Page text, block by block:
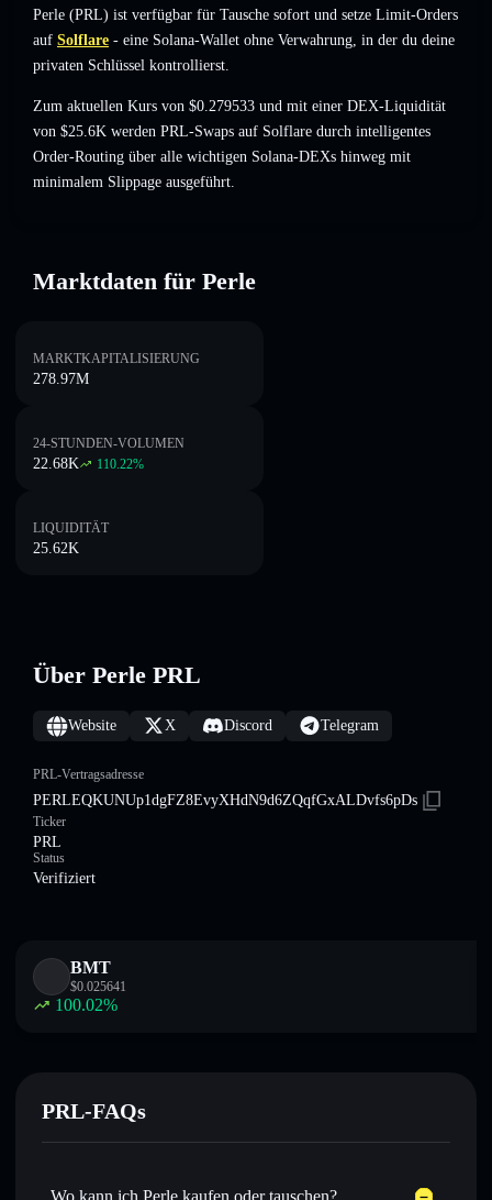
Perle (PRL) ist verfügbar für Tausche sofort und setze Limit-Orders
auf Solflare - eine Solana-Wallet ohne Verwahrung, in der du deine
privaten Schlüssel kontrollierst.
Zum aktuellen Kurs von $0.279533 und mit einer DEX-Liquidität
von $25.6K werden PRL-Swaps auf Solflare durch intelligentes
Order-Routing über alle wichtigen Solana-DEXs hinweg mit
minimalem Slippage ausgeführt.
Marktdaten für Perle
MARKTKAPITALISIERUNG
278.97M
24-STUNDEN-VOLUMEN
22.68K 110.22%
LIQUIDITÄT
25.62K
Über Perle PRL
Website X Discord Telegram
PRL-Vertragsadresse
PERLEQKUNUp1dgFZ8EvyXHdN9d6ZQqfGxALDvfs6pDs
Ticker
PRL
Status
Verifiziert
BMT
$0.025641
100.02%
PRL-FAQs
Wo kann ich Perle kaufen oder tauschen?